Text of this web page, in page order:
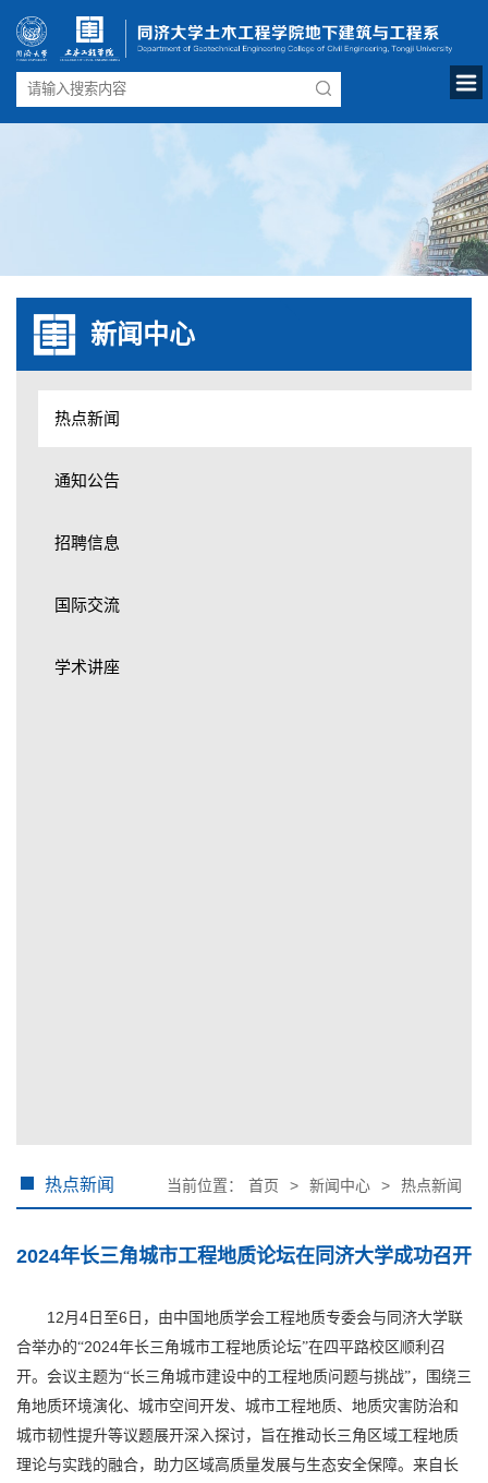
新闻中心
热点新闻
通知公告
招聘信息
国际交流
学术讲座
热点新闻 当前位置： 首页 > 新闻中心 > 热点新闻
2024年长三角城市工程地质论坛在同济大学成功召开
12 月 4 日至6 日，由中国地质学会工程地质专委会与同济大学联
合举办的“2024年长三角城市工程地质论坛”在四平路校区顺利召
开。会议主题为“长三角城市建设中的工程地质问题与挑战”，围绕三
角地质环境演化、城市空间开发、城市工程地质、地质灾害防治和
城市韧性提升等议题展开深入探讨，旨在推动长三角区域工程地质
理论与实践的融合，助力区域高质量发展与生态安全保障。来自长